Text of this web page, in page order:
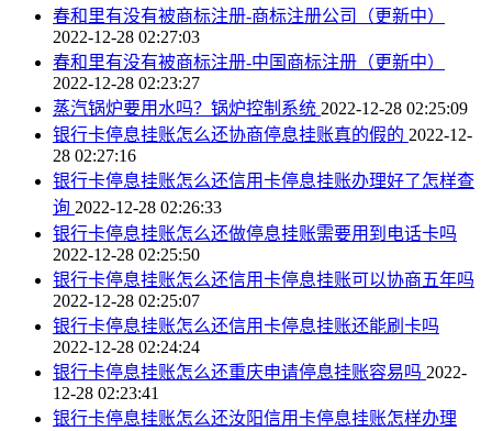
春和里有没有被商标注册-商标注册公司（更新中）
2022-12-28 02:27:03
春和里有没有被商标注册-中国商标注册（更新中）
2022-12-28 02:23:27
蒸汽锅炉要用水吗？锅炉控制系统 2022-12-28 02:25:09
银行卡停息挂账怎么还协商停息挂账真的假的 2022-12-
28 02:27:16
银行卡停息挂账怎么还信用卡停息挂账办理好了怎样查
询 2022-12-28 02:26:33
银行卡停息挂账怎么还做停息挂账需要用到电话卡吗
2022-12-28 02:25:50
银行卡停息挂账怎么还信用卡停息挂账可以协商五年吗
2022-12-28 02:25:07
银行卡停息挂账怎么还信用卡停息挂账还能刷卡吗
2022-12-28 02:24:24
银行卡停息挂账怎么还重庆申请停息挂账容易吗 2022-
12-28 02:23:41
银行卡停息挂账怎么还汝阳信用卡停息挂账怎样办理